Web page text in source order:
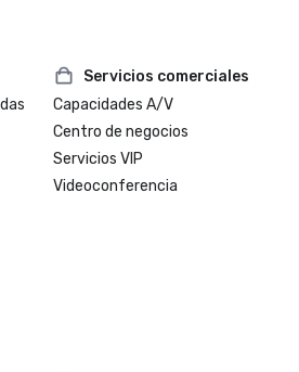
Servicios comerciales
Capacidades A/V
Centro de negocios
Servicios VIP
Videoconferencia